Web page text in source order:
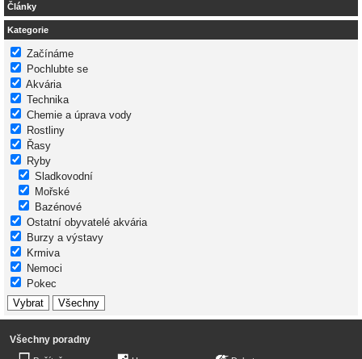
Články
Kategorie
Začínáme
Pochlubte se
Akvária
Technika
Chemie a úprava vody
Rostliny
Řasy
Ryby
Sladkovodní
Mořské
Bazénové
Ostatní obyvatelé akvária
Burzy a výstavy
Krmiva
Nemoci
Pokec
Všechny poradny